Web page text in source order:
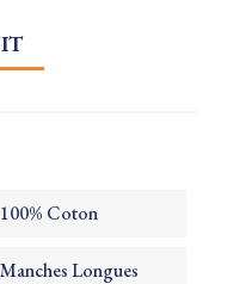
100% Coton
Manches Longues